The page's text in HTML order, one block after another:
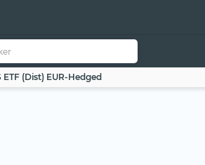
(Dist) EUR-Hedged